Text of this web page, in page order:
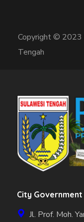
City Government
Jl. Prof. Moh.
Copyright © 2023
Tengah